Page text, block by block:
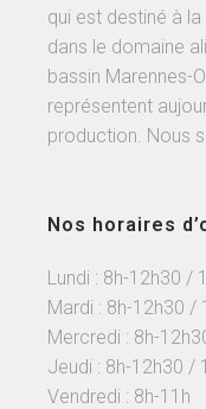
qui est destiné à
dans le domaine
bassin Marennes-
représentent
production. Nous
Nos horaires
Lundi : 8h-12h30 /
Mardi : 8h-12h30 /
Mercredi : 8h-
Jeudi : 8h-12h30 /
Vendredi : 8h-11h